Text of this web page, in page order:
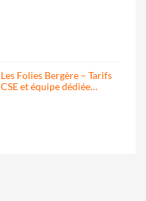
Les Folies Bergère – Tarifs
CSE et équipe dédiée…